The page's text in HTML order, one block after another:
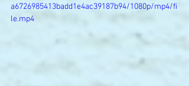
a6726985413badd1e4ac39187b94/1080p/mp4/fi
le.mp4